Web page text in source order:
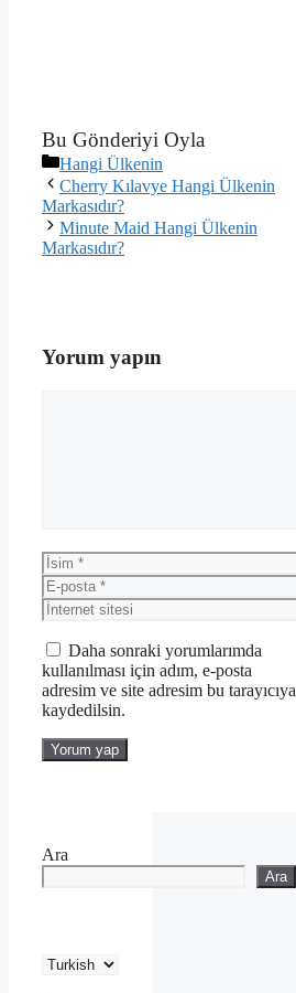
Bu Gönderiyi Oyla
Kategoriler
Hangi Ülkenin
Cherry Kılavye Hangi Ülkenin
Markasıdır?
Minute Maid Hangi Ülkenin
Markasıdır?
Yorum yapın
İsim
E-
posta
İnternet
sitesi
Daha sonraki yorumlarımda
kullanılması için adım, e-posta
adresim ve site adresim bu tarayıcıya
kaydedilsin.
Ara
Ara